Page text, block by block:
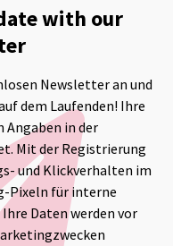
with our
Newsletter an und
dem Laufenden! Ihre
Angaben in der
Mit der Registrierung
und Klickverhalten im
Pixeln für interne
Daten werden vor